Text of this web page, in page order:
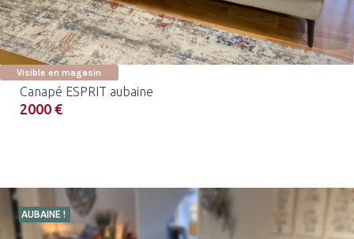
Visible en magasin
Canapé ESPRIT aubaine
2000 €
AUBAINE !